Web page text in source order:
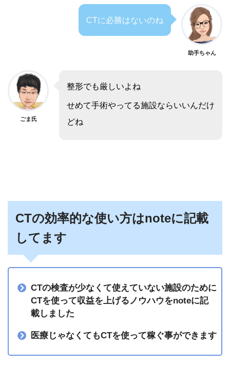
CTに必勝はないのね
助手ちゃん
ごま氏
整形でも厳しいよね
せめて手術やってる施設ならいいんだけ
どね
CTの効率的な使い方はnoteに記載
してます
CTの検査が少なくて使えていない施設のために
CTを使って収益を上げるノウハウをnoteに記
載しました
医療じゃなくてもCTを使って稼ぐ事ができます